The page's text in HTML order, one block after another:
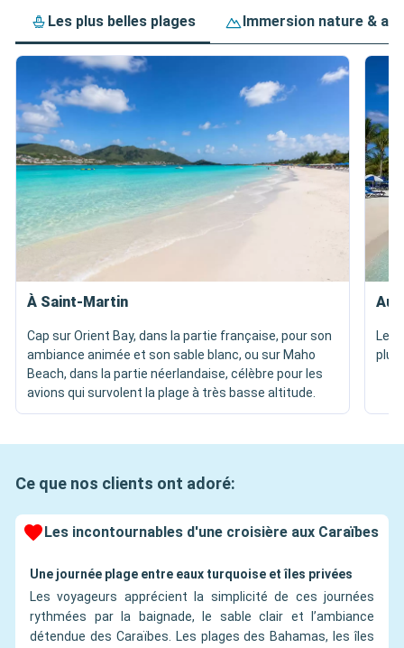
Les plus belles plages Immersion nature &
À Saint-Martin
Cap sur Orient Bay, dans la partie française, pour son
ambiance animée et son sable blanc, ou sur Maho
Beach, dans la partie néerlandaise, célèbre pour les
avions qui survolent la plage à très basse altitude.
Les
plus
Ce que nos clients ont adoré:
Les incontournables d'une croisière aux Caraïbes
Une journée plage entre eaux turquoise et îles privées
Les voyageurs apprécient la simplicité de ces journées
rythmées par la baignade, le sable clair et l’ambiance
détendue des Caraïbes. Les plages des Bahamas, les îles